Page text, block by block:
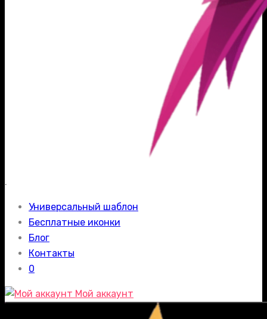
.
Универсальный шаблон
Бесплатные иконки
Блог
Контакты
0
Мой аккаунт